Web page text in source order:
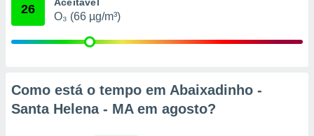
26
O₃ (66 µg/m³)
Como está o tempo em Abaixadinho -
Santa Helena - MA em agosto?